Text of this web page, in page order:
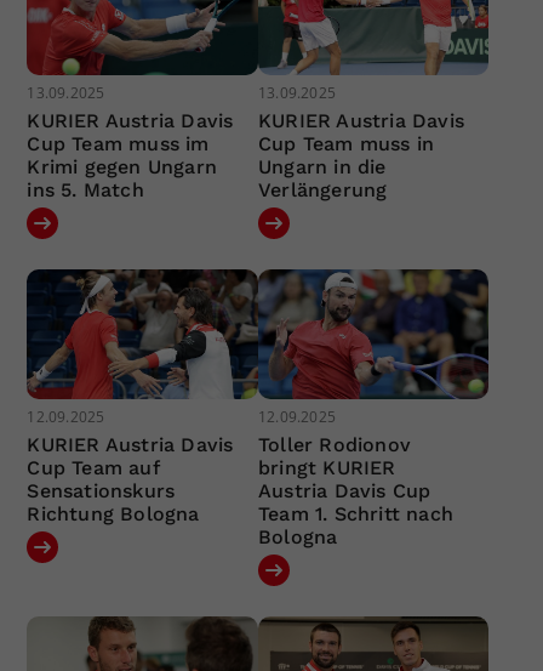
13.09.2025
KURIER Austria Davis
Cup Team muss im
Krimi gegen Ungarn
ins 5. Match
13.09.2025
KURIER Austria Davis
Cup Team muss in
Ungarn in die
Verlängerung
12.09.2025
KURIER Austria Davis
Cup Team auf
Sensationskurs
Richtung Bologna
12.09.2025
Toller Rodionov
bringt KURIER
Austria Davis Cup
Team 1. Schritt nach
Bologna